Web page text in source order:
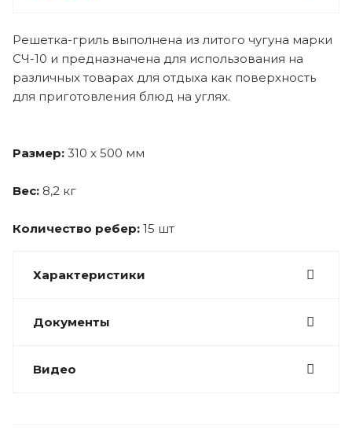
Решетка-гриль выполнена из литого чугуна марки
СЧ-10 и предназначена для использования на
различных товарах для отдыха как поверхность
для приготовления блюд на углях.
Размер: 310 х 500 мм
Вес: 8,2 кг
Количество ребер: 15 шт
Характеристики
Документы
Видео